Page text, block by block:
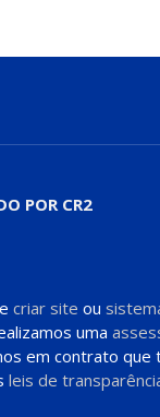
POR CR2
criar site ou
uma
em contrato que
leis de